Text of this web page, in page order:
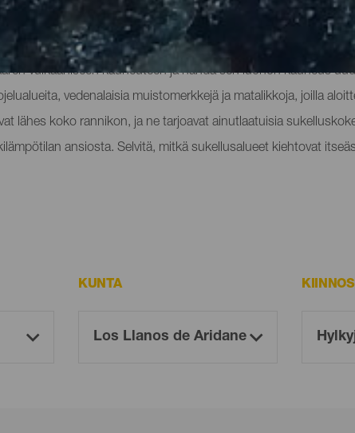
vulkaaniseen kauneuteen ja nähdä sen luonon kauneus
vedenalaisia muistomerkkejä ja matalikkoja, joilla
lähes koko rannikon, ja ne tarjoavat ainutlaatuisia
ansiosta. Selvitä, mitkä sukellusalueet kiehtovat
KUNTA